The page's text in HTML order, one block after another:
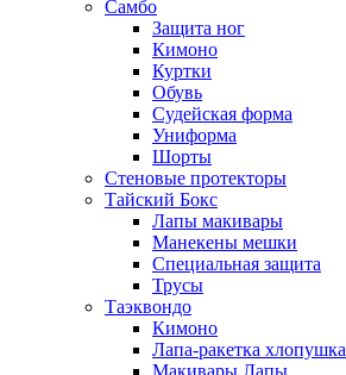
Самбо
Защита ног
Кимоно
Куртки
Обувь
Судейская форма
Униформа
Шорты
Стеновые протекторы
Тайский Бокс
Лапы макивары
Манекены мешки
Специальная защита
Трусы
Таэквондо
Кимоно
Лапа-ракетка хлопушка
Макивары Лапы